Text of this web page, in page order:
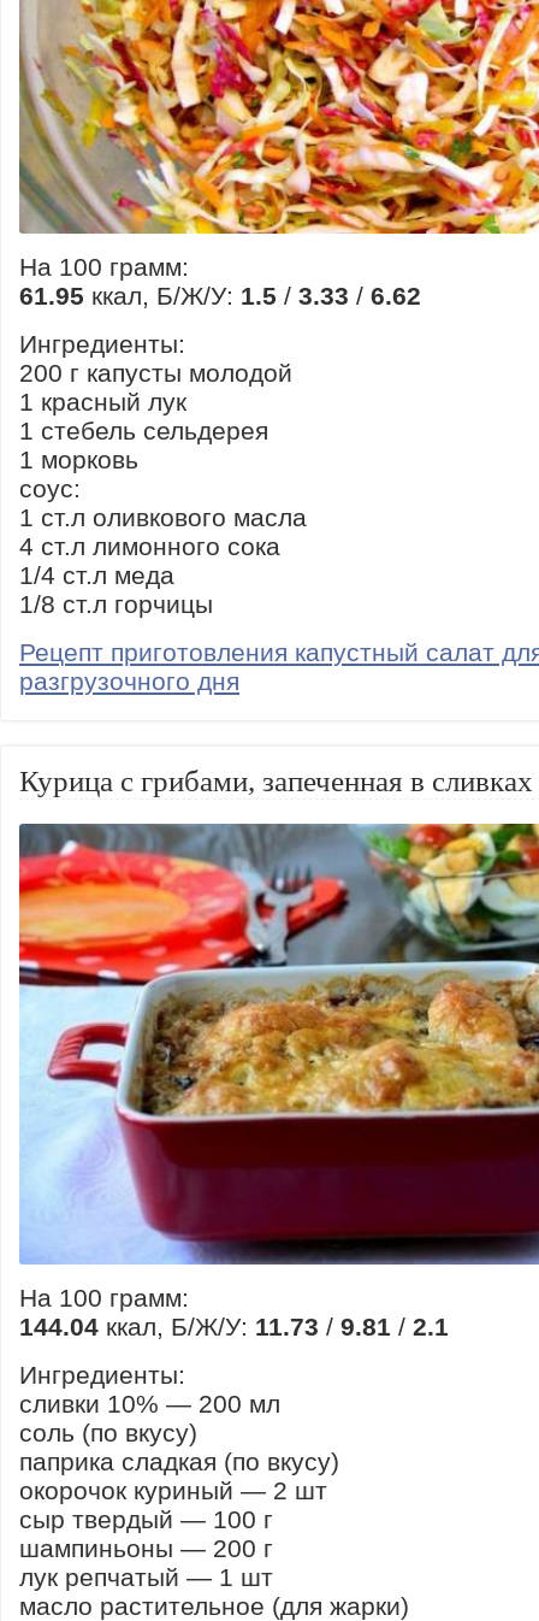
На 100 грамм:
61.95 ккал, Б/Ж/У: 1.5 / 3.33 / 6.62
Ингредиенты:
200 г капусты молодой
1 красный лук
1 стебель сельдерея
1 морковь
соус:
1 ст.л оливкового масла
4 ст.л лимонного сока
1/4 ст.л меда
1/8 ст.л горчицы
Рецепт приготовления капустный салат
разгрузочного дня
Курица с грибами, запеченная в сливках
На 100 грамм:
144.04 ккал, Б/Ж/У: 11.73 / 9.81 / 2.1
Ингредиенты:
сливки 10% — 200 мл
соль (по вкусу)
паприка сладкая (по вкусу)
окорочок куриный — 2 шт
сыр твердый — 100 г
шампиньоны — 200 г
лук репчатый — 1 шт
масло растительное (для жарки)